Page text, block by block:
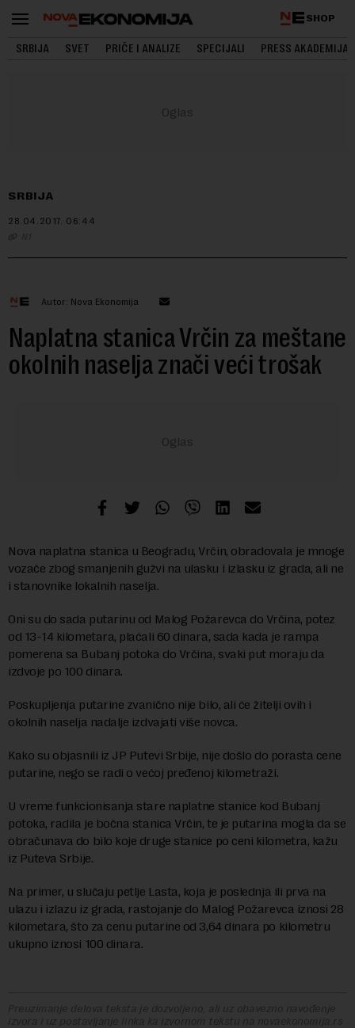
SHOP
SRBIJA SVET PRIČE I ANALIZE SPECIJALI PRESS AKADEMIJA
SRBIJA
28.04.2017. 06:44
N1
Autor: Nova Ekonomija
Naplatna stanica Vrčin za meštane
okolnih naselja znači veći trošak
Nova naplatna stanica u Beogradu, Vrčin, obradovala je mnoge
vozače zbog smanjenih gužvi na ulasku i izlasku iz grada, ali ne
i stanovnike lokalnih naselja.
Oni su do sada putarinu od Malog Požarevca do Vrčina, potez
od 13-14 kilometara, plaćali 60 dinara, sada kada je rampa
pomerena sa Bubanj potoka do Vrčina, svaki put moraju da
izdvoje po 100 dinara.
Poskupljenja putarine zvanično nije bilo, ali će žitelji ovih i
okolnih naselja nadalje izdvajati više novca.
Kako su objasnili iz JP Putevi Srbije, nije došlo do porasta cene
putarine, nego se radi o većoj pređenoj kilometraži.
U vreme funkcionisanja stare naplatne stanice kod Bubanj
potoka, radila je bočna stanica Vrčin, te je putarina mogla da se
obračunava do bilo koje druge stanice po ceni kilometra, kažu
iz Puteva Srbije.
Na primer, u slučaju petlje Lasta, koja je poslednja ili prva na
ulazu i izlazu iz grada, rastojanje do Malog Požarevca iznosi 28
kilometara, što za cenu putarine od 3,64 dinara po kilometru
ukupno iznosi 100 dinara.
Preuzimanje delova teksta je dozvoljeno, ali uz obavezno navođenje
izvora i uz postavljanje linka ka izvornom tekstu na novaekonomija.rs